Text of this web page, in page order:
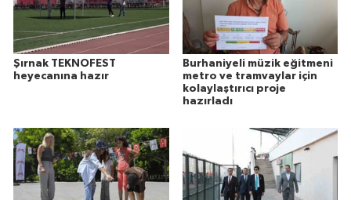
Şırnak TEKNOFEST
heyecanına hazır
Burhaniyeli müzik eğitmeni
metro ve tramvaylar için
kolaylaştırıcı proje
hazırladı